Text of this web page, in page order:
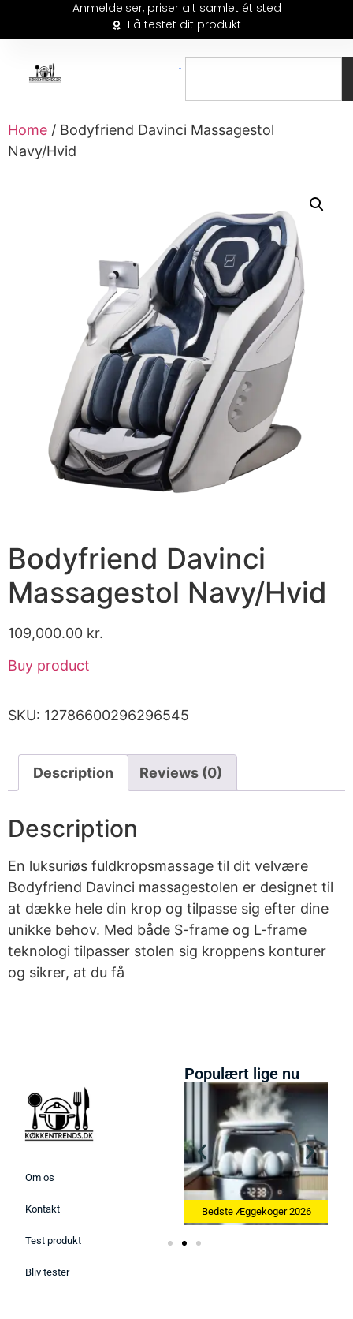
Anmeldelser, priser alt samlet ét sted
Få testet dit produkt
Home / Bodyfriend Davinci Massagestol
Navy/Hvid
Bodyfriend Davinci
Massagestol Navy/Hvid
109,000.00 kr.
Buy product
SKU: 12786600296296545
Description Reviews (0)
Description
En luksuriøs fuldkropsmassage til dit velvære
Bodyfriend Davinci massagestolen er designet til
at dække hele din krop og tilpasse sig efter dine
unikke behov. Med både S-frame og L-frame
teknologi tilpasser stolen sig kroppens konturer
og sikrer, at du få
Om os
Kontakt
Test produkt
Bliv tester
Populært lige nu
Bedste Køkkenvægte 2026 Bedste Æggekoger 2026